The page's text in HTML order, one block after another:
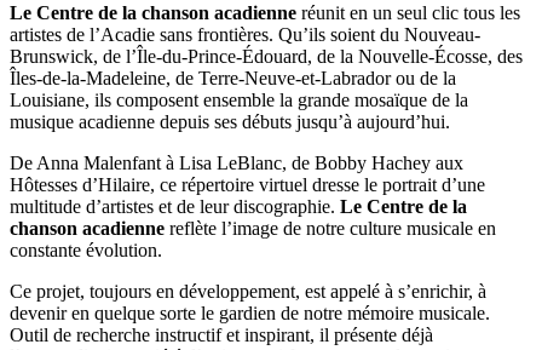
Le Centre de la chanson acadienne réunit en un seul clic tous les
artistes de l’Acadie sans frontières. Qu’ils soient du Nouveau-
Brunswick, de l’Île-du-Prince-Édouard, de la Nouvelle-Écosse, des
Îles-de-la-Madeleine, de Terre-Neuve-et-Labrador ou de la
Louisiane, ils composent ensemble la grande mosaïque de la
musique acadienne depuis ses débuts jusqu’à aujourd’hui.
De Anna Malenfant à Lisa LeBlanc, de Bobby Hachey aux
Hôtesses d’Hilaire, ce répertoire virtuel dresse le portrait d’une
multitude d’artistes et de leur discographie. Le Centre de la
chanson acadienne reflète l’image de notre culture musicale en
constante évolution.
Ce projet, toujours en développement, est appelé à s’enrichir, à
devenir en quelque sorte le gardien de notre mémoire musicale.
Outil de recherche instructif et inspirant, il présente déjà